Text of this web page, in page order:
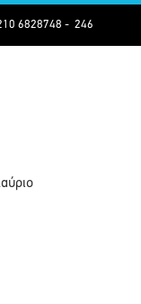
6828748 - 246